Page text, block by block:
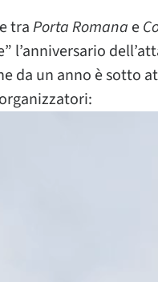
traPorta Romana e
l’anniversario
da un anno è sotto